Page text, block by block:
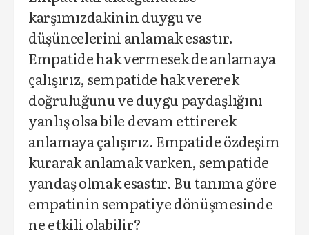
karşımızdakinin duygu ve
düşüncelerini anlamak esastır.
Empatide hak vermesek de anlamaya
çalışırız, sempatide hak vererek
doğruluğunu ve duygu paydaşlığını
yanlış olsa bile devam ettirerek
anlamaya çalışırız. Empatide özdeşim
kurarak anlamak varken, sempatide
yandaş olmak esastır. Bu tanıma göre
empatinin sempatiye dönüşmesinde
ne etkili olabilir?